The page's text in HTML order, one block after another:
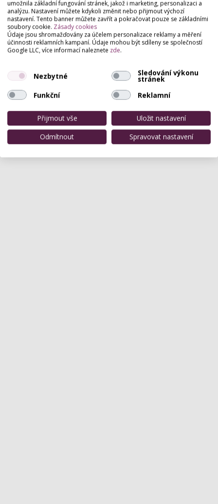
Hodnocení salónu
Pro přidání hodnocení se přihlašte.
Zatím zde není žádné hodnocení.
umožnila základní fungování stránek, jakož i marketing, personalizaci a
analýzu. Nastavení můžete kdykoli změnit nebo přijmout výchozí
nastavení. Tento banner můžete zavřít a pokračovat pouze se základními
soubory cookie. Zásady cookies
Údaje jsou shromažďovány za účelem personalizace reklamy a měření
účinnosti reklamních kampaní. Údaje mohou být sdíleny se společností
Google LLC, více informací naleznete zde.
Nezbytné Sledování výkonu
stránek
Funkční
Reklamní
Přijmout vše
Uložit nastavení
Odmítnout
Spravovat nastavení